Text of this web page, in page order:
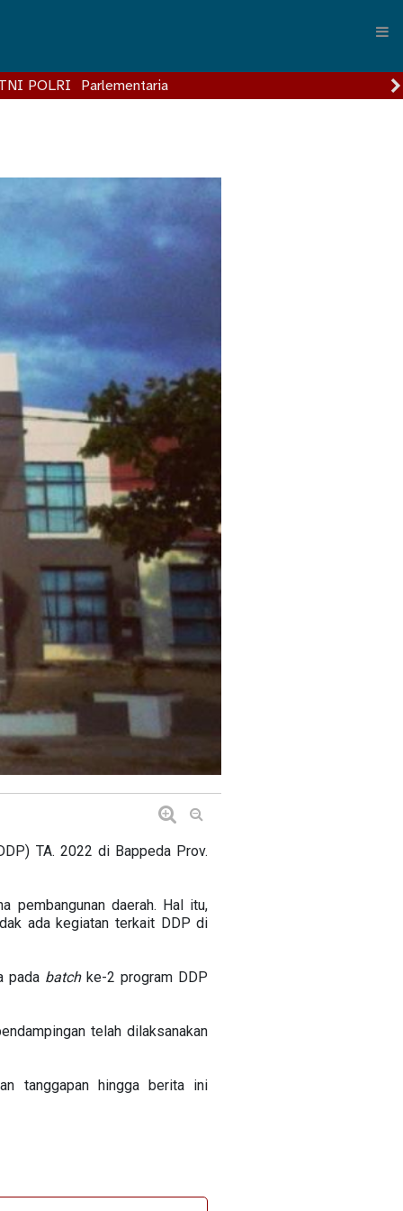
POLRI Parlementaria
TA. 2022 di Bappeda Prov.
pembangunan daerah. Hal itu,
ada kegiatan terkait DDP di
pada batchke-2 program DDP
telah dilaksanakan
tanggapan hingga berita ini